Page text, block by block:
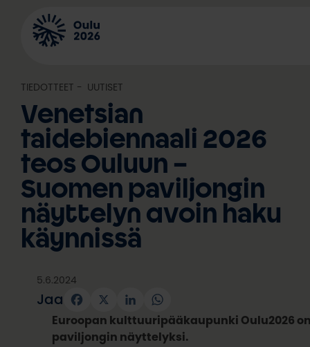
sisältöön
TIEDOTTEET UUTISET
Venetsian
taidebiennaali 2026
teos Ouluun –
Suomen paviljongin
näyttelyn avoin haku
käynnissä
5.6.2024
Jaa Facebook
X LinkedInWhatsApp
Euroopan kulttuuripääkaupunki Oulu2026
paviljongin näyttelyksi.